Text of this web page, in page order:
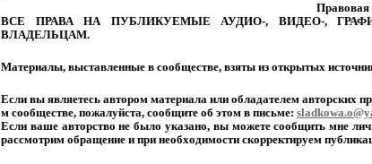
Правовая
ВСЕ ПРАВАНА ПУБЛИКУЕМЫЕ АУДИО-, ВИДЕО-,
ВЛАДЕЛЬЦАМ.
Материалы, выставленные в сообществе, взяты из открытых
Если вы являетесь автором материала или обладателем авторских
м сообществе, пожалуйста, сообщите об этом в письме:
Если вашеавторство не было указано,выможетесообщить мне
рассмотрим обращение и при необходимости скорректируем